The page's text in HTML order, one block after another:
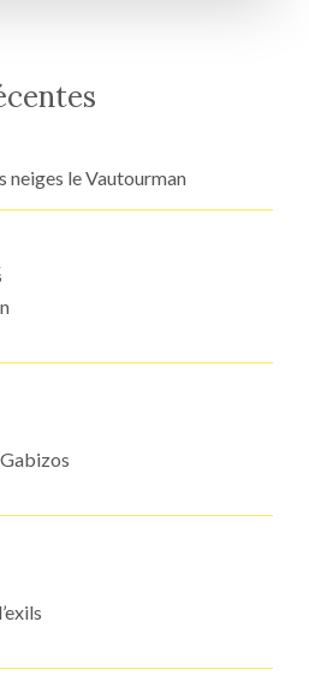
neiges le Vautourman